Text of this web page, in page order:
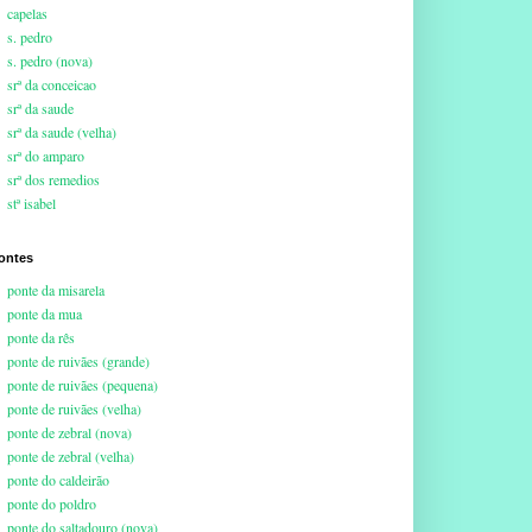
capelas
s. pedro
s. pedro (nova)
srª da conceicao
srª da saude
srª da saude (velha)
srª do amparo
srª dos remedios
stª isabel
ponte da misarela
ponte da mua
ponte da rês
ponte de ruivães (grande)
ponte de ruivães (pequena)
ponte de ruivães (velha)
ponte de zebral (nova)
ponte de zebral (velha)
ponte do caldeirão
ponte do poldro
ponte do saltadouro (nova)